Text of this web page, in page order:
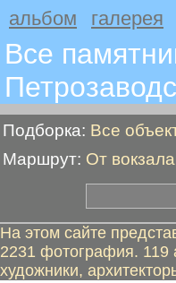
альбом галерея
Все
Подборка: Все
Маршрут: От
На этом сайте
2231 фотография. 119
художники,